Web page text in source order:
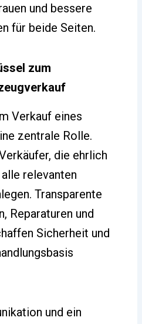
und bessere
für beide Seiten.
zum
Verkauf eines
zentrale Rolle.
die ehrlich
relevanten
Transparente
Reparaturen und
Sicherheit und
und ein